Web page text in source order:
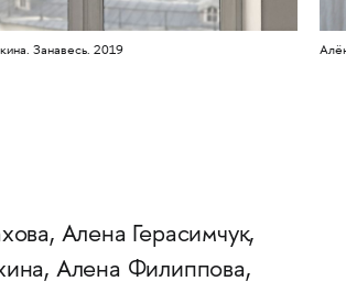
Занавесь. 2019
Алена Герасимчук,
Алена Филиппова,